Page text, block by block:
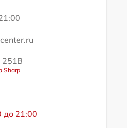
251В
Sharp
до 21:00